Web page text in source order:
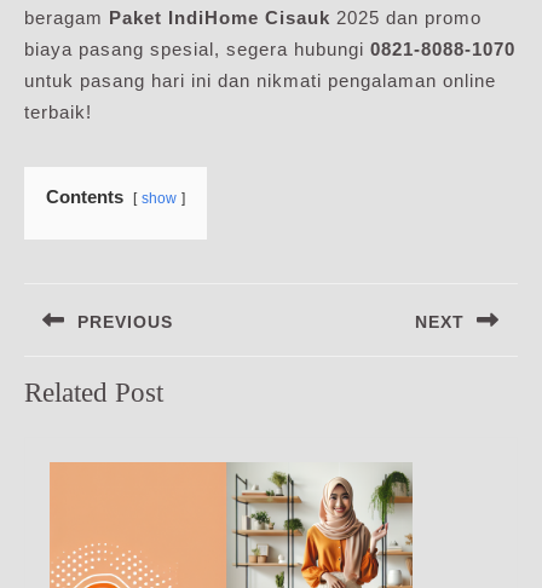
beragam Paket IndiHome Cisauk 2025 dan promo
biaya pasang spesial, segera hubungi 0821-8088-1070
untuk pasang hari ini dan nikmati pengalaman online
terbaik!
Contents show
pos
PREVIOUS
post:
NEXT
Related Post